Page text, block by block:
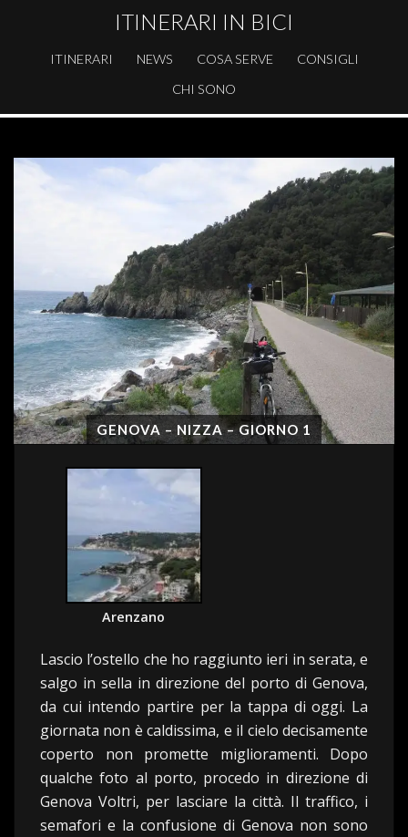
ITINERARI IN BICI
ITINERARI NEWS COSA SERVE
CONSIGLI
CHI SONO
GENOVA – NIZZA – GIORNO 1
Arenzano
Lascio l’ostello che ho raggiunto ieri in serata, e
salgo in sella in direzione del porto di Genova,
da cui intendo partire per la tappa di oggi. La
giornata non è caldissima, e il cielo decisamente
coperto non promette miglioramenti. Dopo
qualche foto al porto, procedo in direzione di
Genova Voltri, per lasciare la città. Il traffico, i
semafori e la confusione di Genova non sono